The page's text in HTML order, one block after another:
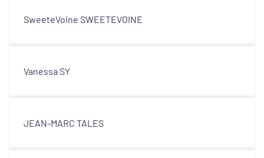
SweeteVoine SWEETEVOINE
Vanessa SY
JEAN-MARC TALES